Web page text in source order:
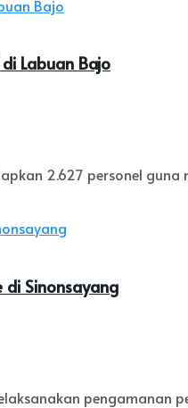
Labuan Bajo
2.627 personel
Sinonsayang
pengamanan